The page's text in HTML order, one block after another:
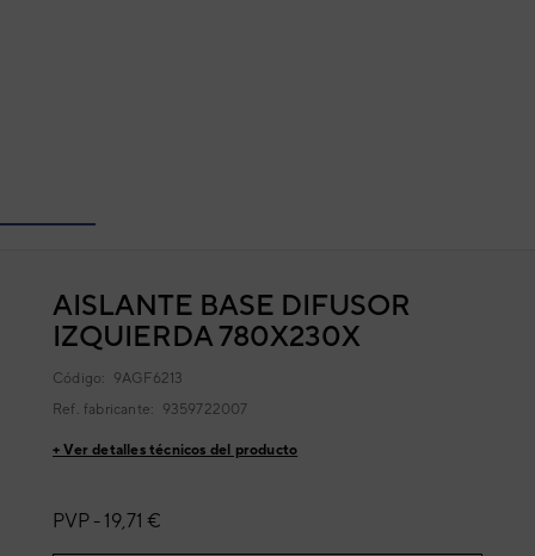
AISLANTE BASE DIFUSOR
IZQUIERDA 780X230X
Código: 9AGF6213
Ref. fabricante: 9359722007
+ Ver detalles técnicos del producto
PVP - 19,71 €